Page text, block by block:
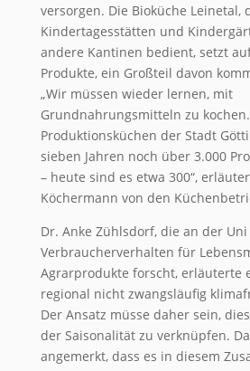
versorgen. Die Bioküche Leinetal,
Kindertagesstätten und
andere Kantinen bedient, setzt
Produkte, ein Großteil davon
„Wir müssen wieder lernen, mit
Grundnahrungsmitteln zu
Produktionsküchen der Stadt
sieben Jahren noch über 3.000
– heute sind es etwa 300“,
Köchermann von den
Dr. Anke Zühlsdorf, die an der
Verbraucherverhalten für
Agrarprodukte forscht, erläuterte
regional nicht zwangsläufig
Der Ansatz müsse daher sein,
der Saisonalität zu verknüpfen.
angemerkt, dass es in diesem